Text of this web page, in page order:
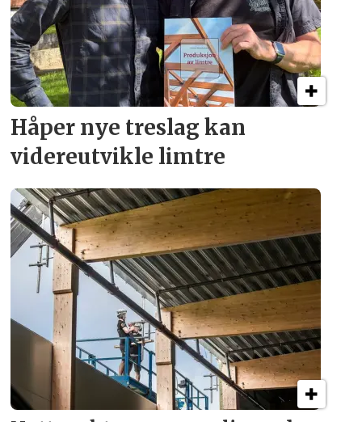
Håper nye treslag kan
videreutvikle limtre